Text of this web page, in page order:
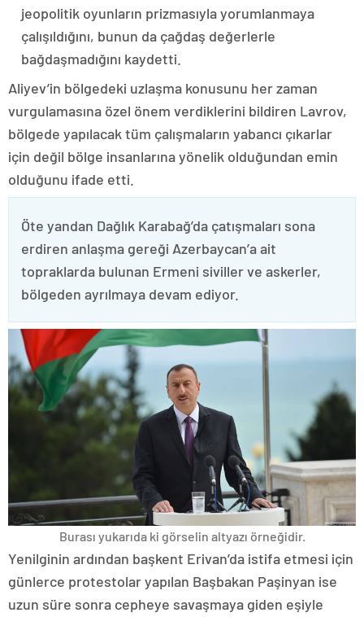
jeopolitik oyunların prizmasıyla yorumlanmaya
çalışıldığını, bunun da çağdaş değerlerle
bağdaşmadığını kaydetti.
Aliyev’in bölgedeki uzlaşma konusunu her zaman
vurgulamasına özel önem verdiklerini bildiren Lavrov,
bölgede yapılacak tüm çalışmaların yabancı çıkarlar
için değil bölge insanlarına yönelik olduğundan emin
olduğunu ifade etti.
Öte yandan Dağlık Karabağ’da çatışmaları sona
erdiren anlaşma gereği Azerbaycan’a ait
topraklarda bulunan Ermeni siviller ve askerler,
bölgeden ayrılmaya devam ediyor.
Burası yukarıda ki görselin altyazı örneğidir.
Yenilginin ardından başkent Erivan’da istifa etmesi için
günlerce protestolar yapılan Başbakan Paşinyan ise
uzun süre sonra cepheye savaşmaya giden eşiyle